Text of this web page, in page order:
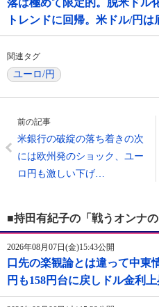
落は極めて限定的。脱米ドル
トレンドに回帰。米ドル/円
関連タグ
ユーロ/円
前の記事
米銀行の破綻の落ち着きの次
には欧州発のショック、ユー
ロ円も激しい下げ…
■持田有紀子の「戦うオンナ
2026年08月07日(金)15:43公開
口先の楽観論とは違って中東
円も158円台に戻しドル金利